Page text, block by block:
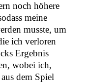
noch höhere
meine
musste, um
ich verloren
Ergebnis
wobei ich,
dem Spiel